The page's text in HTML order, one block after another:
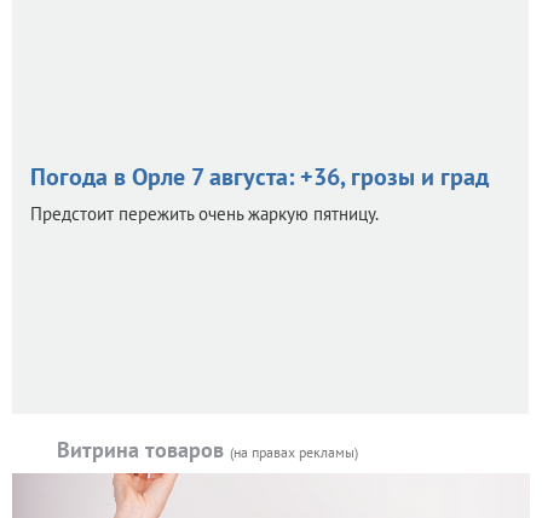
Погода в Орле 7 августа: +36, грозы и град
Предстоит пережить очень жаркую пятницу.
Витрина товаров (на правах рекламы)